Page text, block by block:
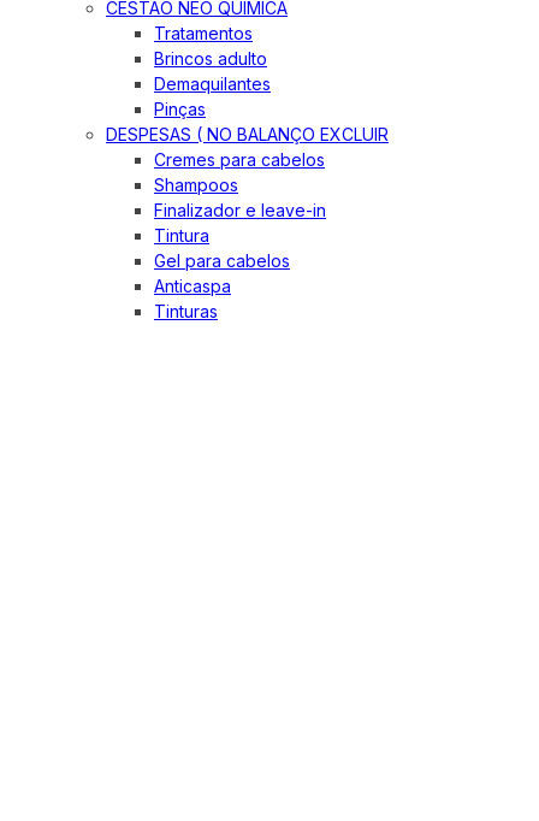
CESTÃO NEO QUIMICA
Tratamentos
Brincos adulto
Demaquilantes
Pinças
DESPESAS ( NO BALANÇO EXCLUIR
Cremes para cabelos
Shampoos
Finalizador e leave-in
Tintura
Gel para cabelos
Anticaspa
Tinturas